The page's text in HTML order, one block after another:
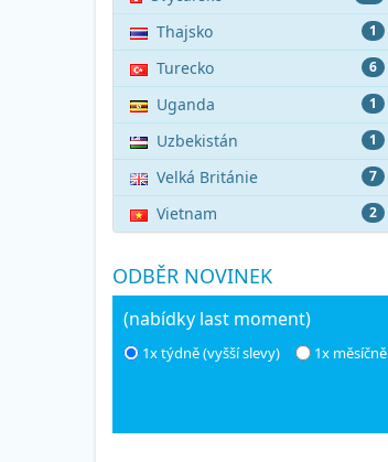
1
Thajsko
6
Turecko
1
Uganda
1
Uzbekistán
7
Velká Británie
2
Vietnam
ODBĚR NOVINEK
(nabídky last moment)
1x týdně (vyšší slevy) 1x měsíčně